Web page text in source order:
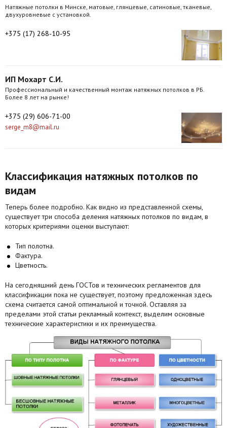
Натяжные потолки в Минске, матовые, глянцевые, сатиновые, тканевые,
двухуровневые с установкой.
+375 (17) 268-10-95
ИП Мохарт С.И.
Профессиональный и качественный монтаж натяжных потолков в РБ.
Более 8 лет на рынке!
+375 (29) 606-71-00
serge_m8@mail.ru
Классификация натяжных потолков по
видам
Теперь более подробно. Как видно из представленной схемы,
существует три способа деления натяжных потолков по видам, в
которых критериями оценки выступают:
Тип полотна.
Фактура.
Цветность.
На сегодняшний день ГОСТов и технических регламентов для
классификации пока не существует, поэтому предложенная здесь
схема считается самой оптимальной и точной. Оставляя за
пределами этой статьи рекламный контекст, выделим основные
технические характеристики и их преимущества.